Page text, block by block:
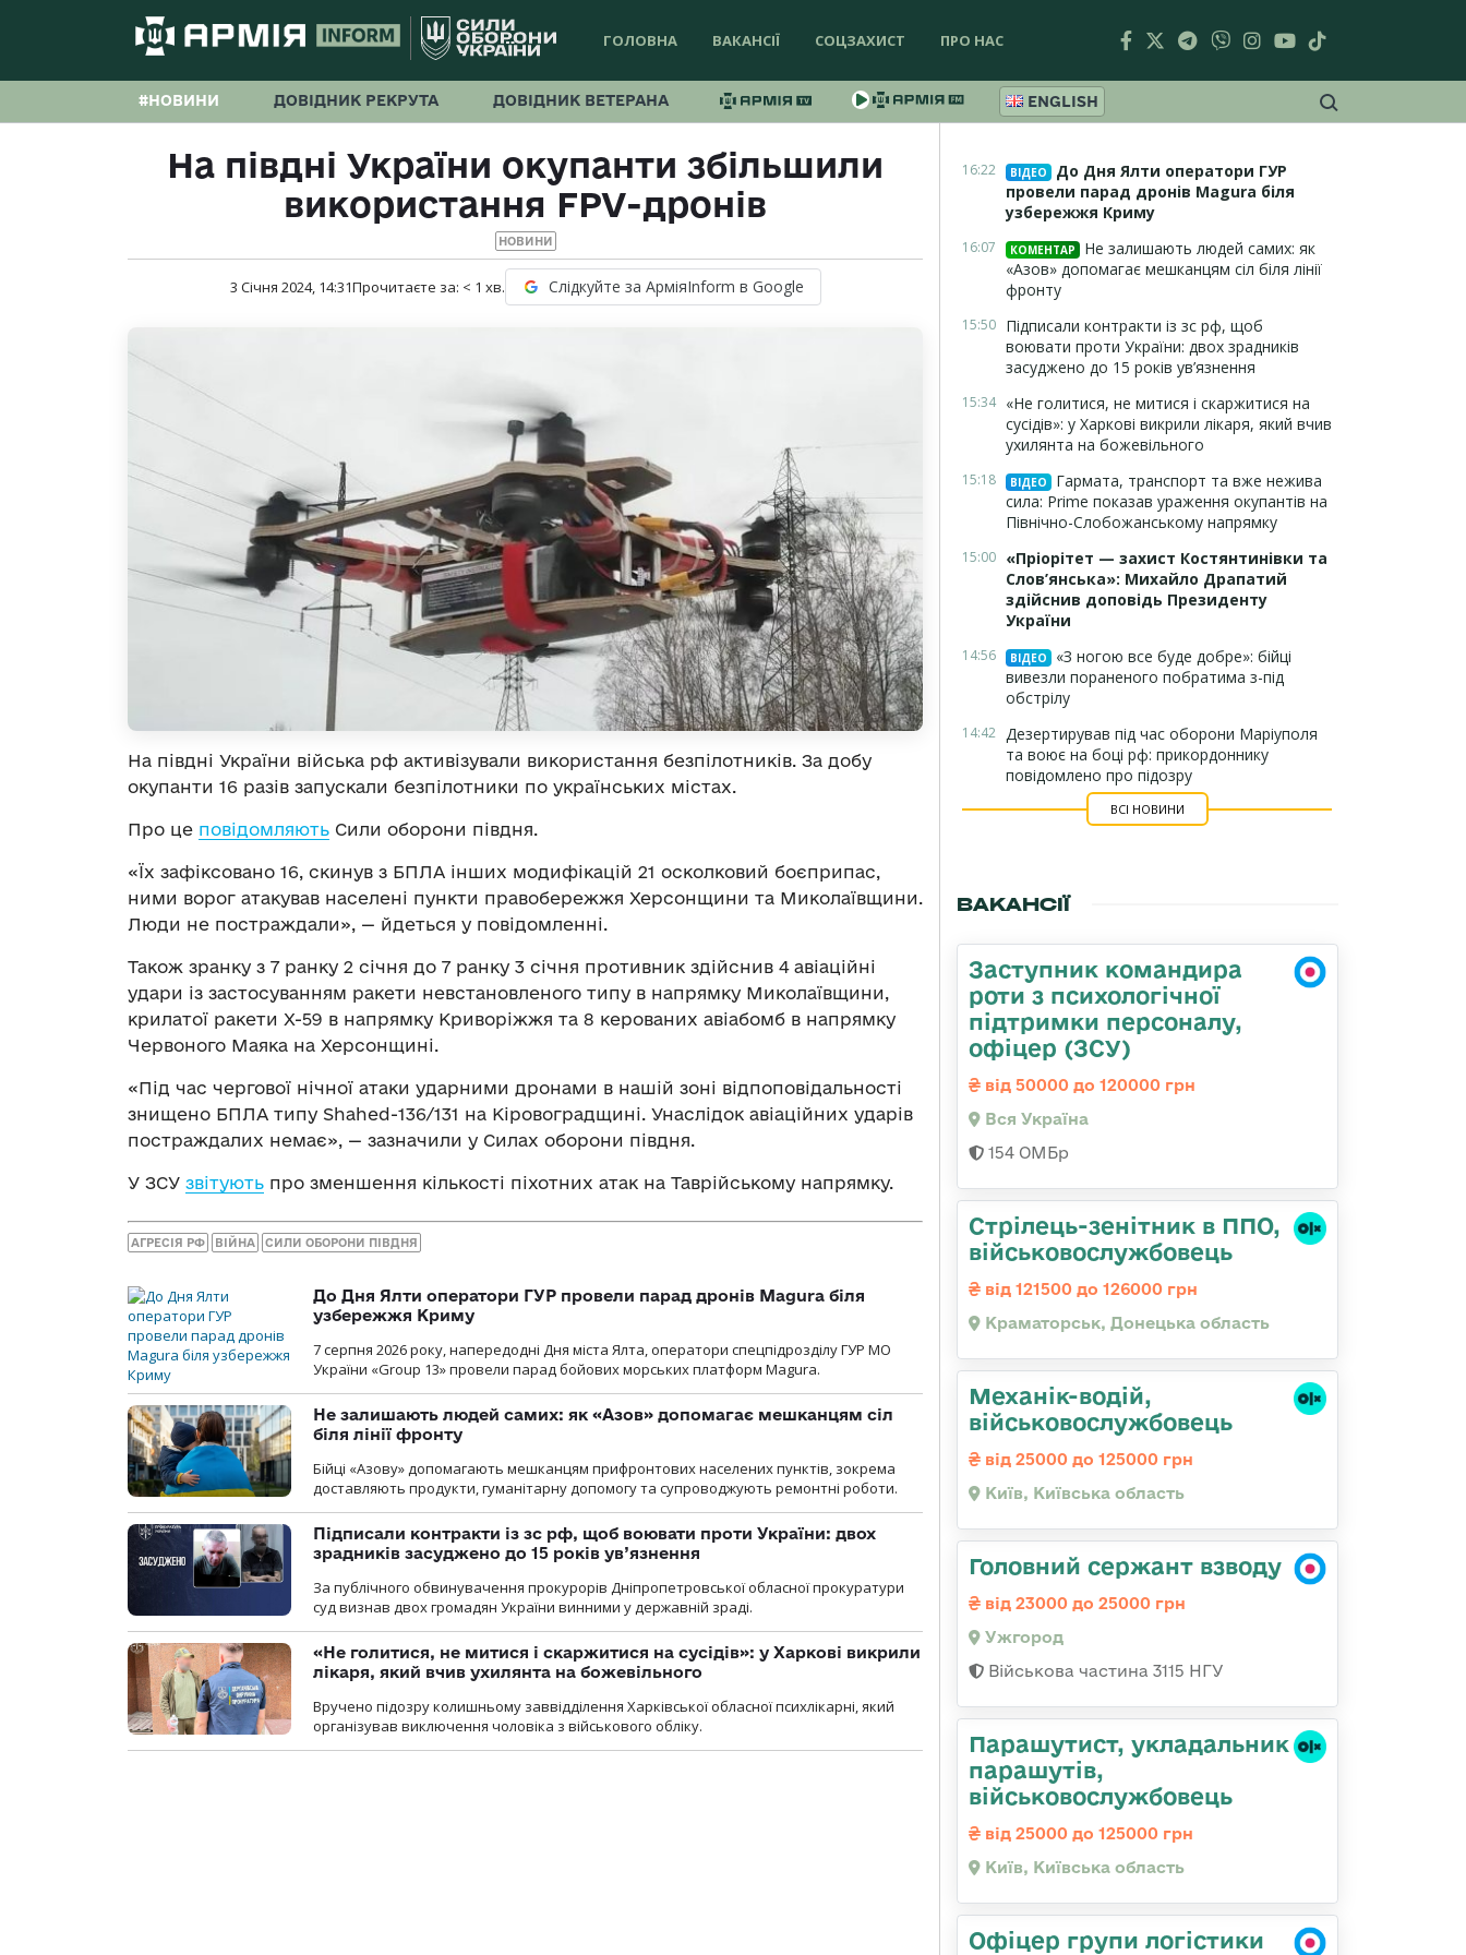
ГОЛОВНА ВАКАНСІЇ СОЦЗАХИСТ ПРО НАС
#НОВИНИ ДОВІДНИК РЕКРУТА ДОВІДНИК ВЕТЕРАНА ENGLISH
На півдні України окупанти збільшили
використання FPV-дронів
НОВИНИ
3 Січня 2024, 14:31Прочитаєте за: < 1 хв. Слідкуйте за АрміяInform в Google
На півдні України війська рф активізували використання безпілотників. За добу
окупанти 16 разів запускали безпілотники по українських містах.
Про це повідомляють Сили оборони півдня.
«Їх зафіксовано 16, скинув з БПЛА інших модифікацій 21 осколковий боєприпас,
ними ворог атакував населені пункти правобережжя Херсонщини та Миколаївщини.
Люди не постраждали», — йдеться у повідомленні.
Також зранку з 7 ранку 2 січня до 7 ранку 3 січня противник здійснив 4 авіаційні
удари із застосуванням ракети невстановленого типу в напрямку Миколаївщини,
крилатої ракети Х-59 в напрямку Криворіжжя та 8 керованих авіабомб в напрямку
Червоного Маяка на Херсонщині.
«Під час чергової нічної атаки ударними дронами в нашій зоні відпоповідальності
знищено БПЛА типу Shahed-136/131 на Кіровоградщині. Унаслідок авіаційних ударів
постраждалих немає», — зазначили у Силах оборони півдня.
У ЗСУ звітують про зменшення кількості піхотних атак на Таврійському напрямку.
АГРЕСІЯ РФ ВІЙНА СИЛИ ОБОРОНИ ПІВДНЯ
До Дня Ялти оператори ГУР провели парад дронів Magura біля
узбережжя Криму
7 серпня 2026 року, напередодні Дня міста Ялта, оператори спецпідрозділу ГУР МО
України «Group 13» провели парад бойових морських платформ Magura.
Не залишають людей самих: як «Азов» допомагає мешканцям сіл
біля лінії фронту
Бійці «Азову» допомагають мешканцям прифронтових населених пунктів, зокрема
доставляють продукти, гуманітарну допомогу та супроводжують ремонтні роботи.
Підписали контракти із зс рф, щоб воювати проти України: двох
зрадників засуджено до 15 років ув’язнення
За публічного обвинувачення прокурорів Дніпропетровської обласної прокуратури
суд визнав двох громадян України винними у державній зраді.
«Не голитися, не митися і скаржитися на сусідів»: у Харкові викрили
лікаря, який вчив ухилянта на божевільного
Вручено підозру колишньому заввідділення Харківської обласної психлікарні, який
організував виключення чоловіка з військового обліку.
16:22 ВІДЕО
До Дня Ялти оператори ГУР
провели парад дронів Magura біля
узбережжя Криму
16:07 КОМЕНТАР
Не залишають людей самих: як
«Азов» допомагає мешканцям сіл біля лінії
фронту
15:50 Підписали контракти із зс рф, щоб
воювати проти України: двох зрадників
засуджено до 15 років ув’язнення
15:34 «Не голитися, не митися і скаржитися на
сусідів»: у Харкові викрили лікаря, який вчив
ухилянта на божевільного
15:18 ВІДЕО
Гармата, транспорт та вже нежива
сила: Prime показав ураження окупантів на
Північно-Слобожанському напрямку
15:00 «Пріорітет — захист Костянтинівки та
Слов’янська»: Михайло Драпатий
здійснив доповідь Президенту
України
14:56 ВІДЕО
«З ногою все буде добре»: бійці
вивезли пораненого побратима з-під
обстрілу
14:42 Дезертирував під час оборони Маріуполя
та воює на боці рф: прикордоннику
повідомлено про підозру
ВСІ НОВИНИ
ВАКАНСІЇ
Заступник командира
роти з психологічної
підтримки персоналу,
офіцер (ЗСУ)
від 50000 до 120000 грн
Вся Україна
154 ОМБр
Стрілець-зенітник в ППО,
військовослужбовець
від 121500 до 126000 грн
Краматорськ, Донецька область
Механік-водій,
військовослужбовець
від 25000 до 125000 грн
Київ, Київська область
Головний сержант взводу
від 23000 до 25000 грн
Ужгород
Військова частина 3115 НГУ
Парашутист, укладальник
парашутів,
військовослужбовець
від 25000 до 125000 грн
Київ, Київська область
Офіцер групи логістики